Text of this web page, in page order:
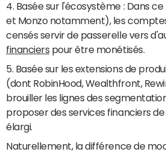
4. Basée sur l'écosystème : Dans
et Monzo notamment), les
censés servir de passerelle vers
financiers pour être monétisés.
5. Basée sur les extensions de
(dont RobinHood, Wealthfront,
brouiller les lignes des
proposer des services financiers
élargi.
Naturellement, la différence de